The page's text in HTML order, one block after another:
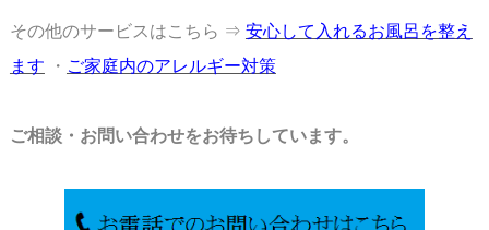
その他のサービスはこちら ⇒ 安心して入れるお風呂を整え
ます ・ ご家庭内のアレルギー対策
ご相談・お問い合わせをお待ちしています。